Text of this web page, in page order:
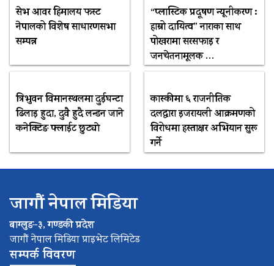
सेभ आवर हिमालय फस्ट
नेपालको विशेष साधारणसभा
सम्पन्न
“प्लास्टिक प्रदूषण न्यूनीकरण :
हाम्रो दायित्व” नाराका साथ
पोखरामा सरसफाइ र
जनचेतनामूलक …
त्रिभुवन विमानस्थलमा दुईघन्टा
ढिलाइ हुदा, दुवै हुदै लन्डन जाने
कनेक्टिङ फ्लाईट छुट्याे
कास्कीमा ६ राजनीतिक
दलद्वारा इजरायली आक्रमणको
विरोधमा हस्ताक्षर अभियान सुरू
गर्ने
जागौं नेपाल मिडिया
बाग्लुङ-३, गण्डकी प्रदेश
जागौं नेपाल मिडिया प्राइभेट लिमिटेड
सम्पर्क विवरण